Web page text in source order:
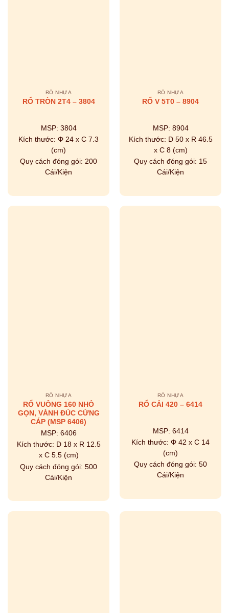
RỔ NHỰA
RỔ TRÒN 2T4 – 3804
MSP: 3804
Kích thước: Φ 24 x C 7.3
(cm)
Quy cách đóng gói: 200
Cái/Kiện
RỔ NHỰA
RỔ V 5T0 – 8904
MSP: 8904
Kích thước: D 50 x R 46.5
x C 8 (cm)
Quy cách đóng gói: 15
Cái/Kiện
RỔ NHỰA
RỔ VUÔNG 160 NHỎ
GỌN, VÀNH ĐÚC CỨNG
CÁP (MSP 6406)
MSP: 6406
Kích thước: D 18 x R 12.5
x C 5.5 (cm)
Quy cách đóng gói: 500
Cái/Kiện
RỔ NHỰA
RỔ CẢI 420 – 6414
MSP: 6414
Kích thước: Φ 42 x C 14
(cm)
Quy cách đóng gói: 50
Cái/Kiện